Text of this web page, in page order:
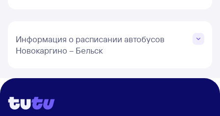
Информация о расписании автобусов
Новокаргино – Бельск